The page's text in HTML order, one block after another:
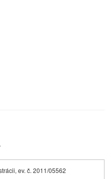
ev. č. 2011/05562